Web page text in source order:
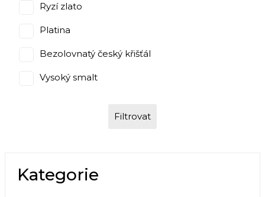
Ryzí zlato
Platina
Bezolovnatý český křišťál
Vysoký smalt
Filtrovat
Kategorie